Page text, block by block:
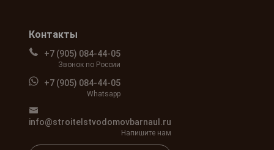
Контакты
+7 (905) 084-44-05
Звонок по России
+7 (905) 084-44-05
Whatsapp
info@stroitelstvodomovbarnaul.ru
Напишите нам